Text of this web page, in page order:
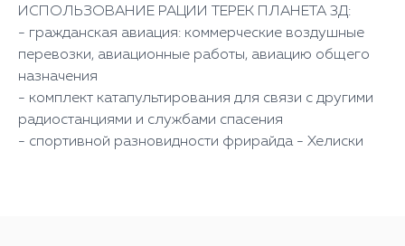
ИСПОЛЬЗОВАНИЕ РАЦИИ ТЕРЕК ПЛАНЕТА 3Д:
- гражданская авиация: коммерческие воздушные
перевозки, авиационные работы, авиацию общего
назначения
- комплект катапультирования для связи с другими
радиостанциями и службами спасения
- спортивной разновидности фрирайда - Хелиски